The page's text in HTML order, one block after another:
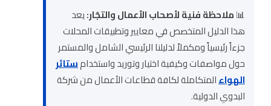
📊ملاحظة فنية لأصحاب الأعمال والتجّار:يعد
هذا الدليل المتخصص في معايير وتطبيقات المحلات
جزءاً رئيسياً ومكملاً لدليلنا الرئيسي الشامل والمستمر
حول مواصفات وكيفية اختيار وتوريد واستخدامستائر
الهواءالمتكاملة لكافة قطاعات الأعمال من شركة
البدوي الدولية.